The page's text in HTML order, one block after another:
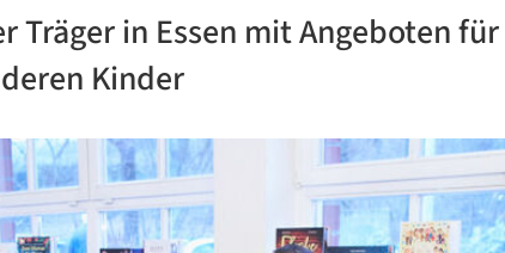
in Essen mit Angeboten für
Kinder